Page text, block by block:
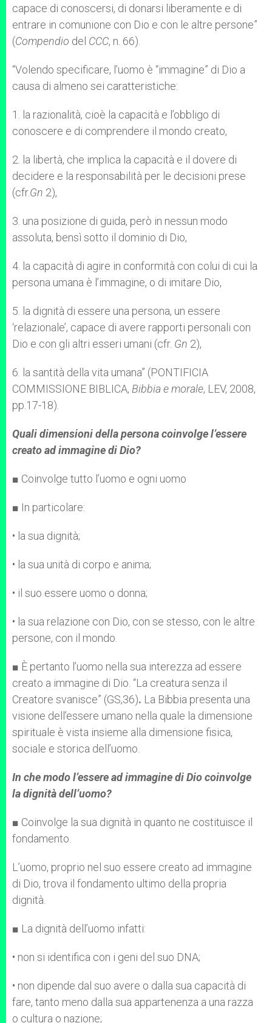
capace di conoscersi, di donarsi liberamente e di
entrare in comunione con Dio e con le altre persone”
(Compendio del CCC, n. 66).
“Volendo specificare, l’uomo è “immagine” di Dio a
causa di almeno sei caratteristiche:
1. la razionalità, cioè la capacità e l’obbligo di
conoscere e di comprendere il mondo creato,
2. la libertà, che implica la capacità e il dovere di
decidere e la responsabilità per le decisioni prese
(cfr.Gn 2),
3. una posizione di guida, però in nessun modo
assoluta, bensì sotto il dominio di Dio,
4. la capacità di agire in conformità con colui di cui la
persona umana è l’immagine, o di imitare Dio,
5. la dignità di essere una persona, un essere
‘relazionale’, capace di avere rapporti personali con
Dio e con gli altri esseri umani (cfr. Gn 2),
6. la santità della vita umana” (PONTIFICIA
COMMISSIONE BIBLICA, Bibbia e morale, LEV, 2008,
pp.17-18).
Quali dimensioni della persona coinvolge l’essere
creato ad immagine di Dio?
■ Coinvolge tutto l’uomo e ogni uomo
■ In particolare:
• la sua dignità;
• la sua unità di corpo e anima;
• il suo essere uomo o donna;
• la sua relazione con Dio, con se stesso, con le altre
persone, con il mondo.
■ È pertanto l’uomo nella sua interezza ad essere
creato a immagine di Dio. “La creatura senza il
Creatore svanisce” (GS,36). La Bibbia presenta una
visione dell’essere umano nella quale la dimensione
spirituale è vista insieme alla dimensione fisica,
sociale e storica dell’uomo.
In che modo l’essere ad immagine di Dio coinvolge
la dignità dell’uomo?
■ Coinvolge la sua dignità in quanto ne costituisce il
fondamento.
L’uomo, proprio nel suo essere creato ad immagine
di Dio, trova il fondamento ultimo della propria
dignità.
■ La dignità dell’uomo infatti:
• non si identifica con i geni del suo DNA;
• non dipende dal suo avere o dalla sua capacità di
fare, tanto meno dalla sua appartenenza a una razza
o cultura o nazione;